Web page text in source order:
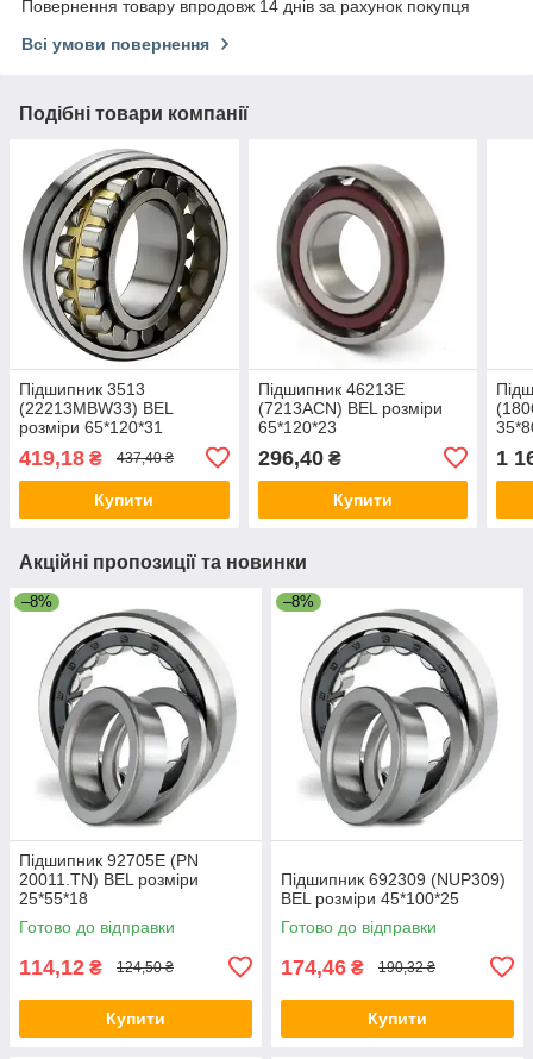
Повернення товару впродовж 14 днів за рахунок покупця
Всі умови повернення
Подібні товари компанії
Підшипник 3513
(22213MBW33) BEL
розміри 65*120*31
419,18 ₴ 437,40 ₴
Купити
Підшипник 46213Е
(7213ACN) BEL розміри
65*120*23
296,40₴
Купити
1
Акційні пропозиції та новинки
–8%
Підшипник 92705Е (PN
20011.TN) BEL розміри
25*55*18
Готово до відправки
114,12 ₴ 124,50 ₴
Купити
–8%
Підшипник 692309 (NUP309)
BEL розміри 45*100*25
Готово до відправки
174,46 ₴ 190,32 ₴
Купити